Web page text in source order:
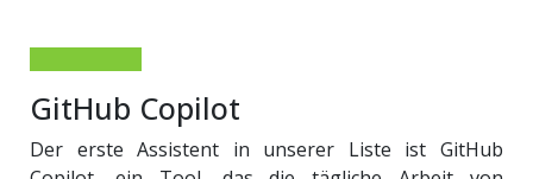
GitHub Copilot
Der erste Assistent in unserer Liste ist GitHub